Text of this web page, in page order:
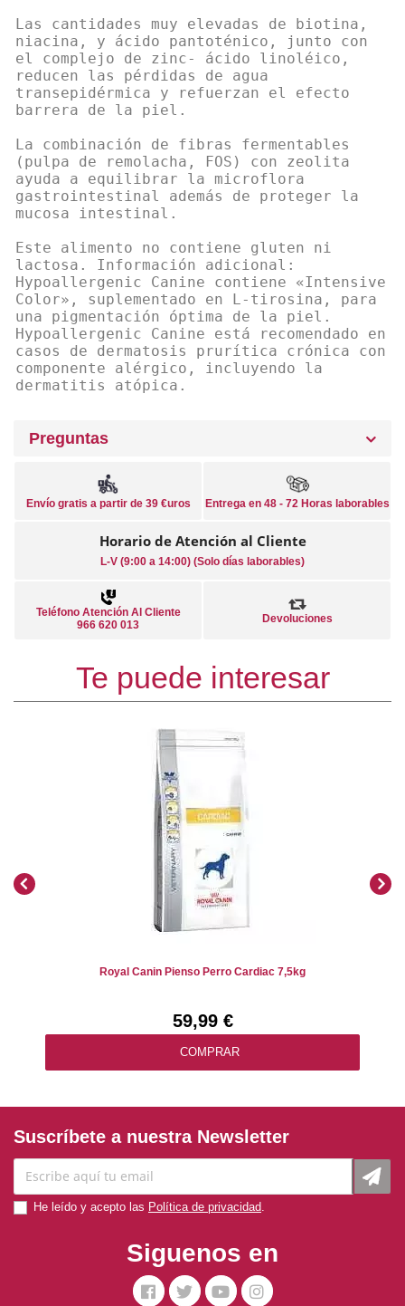
Las cantidades muy elevadas de biotina,
niacina, y ácido pantoténico, junto con
el complejo de zinc- ácido linoléico,
reducen las pérdidas de agua
transepidérmica y refuerzan el efecto
barrera de la piel.
La combinación de fibras fermentables
(pulpa de remolacha, FOS) con zeolita
ayuda a equilibrar la microflora
gastrointestinal además de proteger la
mucosa intestinal.
Este alimento no contiene gluten ni
lactosa. Información adicional:
Hypoallergenic Canine contiene «Intensive
Color», suplementado en L-tirosina, para
una pigmentación óptima de la piel.
Hypoallergenic Canine está recomendado en
casos de dermatosis prurítica crónica con
componente alérgico, incluyendo la
dermatitis atópica.
Preguntas
Envío gratis a partir de 39 €uros Entrega en 48 - 72 Horas laborables
Horario de Atención al Cliente
L-V (9:00 a 14:00) (Solo días laborables)
Teléfono Atención Al Cliente
966 620 013
Devoluciones
Te puede interesar
Royal Canin Pienso Perro Cardiac 7,5kg
59,99 €
COMPRAR
Suscríbete a nuestra Newsletter
He leído y acepto las Política de privacidad
Siguenos en